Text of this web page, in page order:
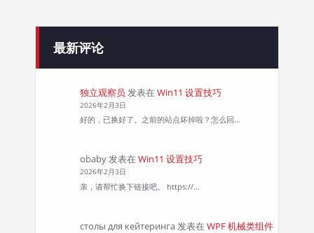
最新评论
独立观察员 发表在 Win11 设置技巧
2026年2月3日
好的，已换好了。之前的站点坏掉啦？怎么回…
obaby发表在 Win11 设置技巧
2026年2月3日
亲，请帮忙换下链接吧。 https://…
столы для кейтеринга发表在 WPF 机械类组件